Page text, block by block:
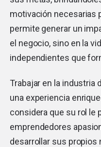
motivación necesarias
permite generar un
el negocio, sino en la
independientes que
Trabajar en la industria
una experiencia
considera que su rol le
emprendedores
desarrollar sus propios